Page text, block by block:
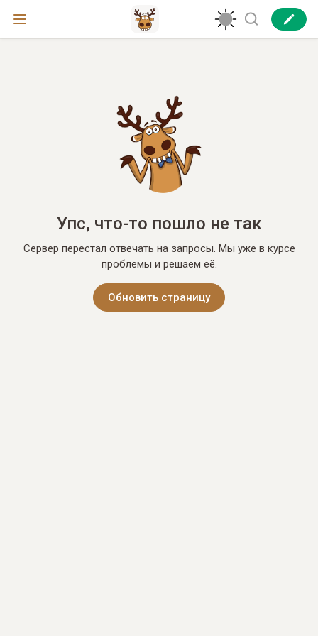
Упс, что-то пошло не так
Сервер перестал отвечать на запросы. Мы уже в курсе
проблемы и решаем её.
Обновить страницу